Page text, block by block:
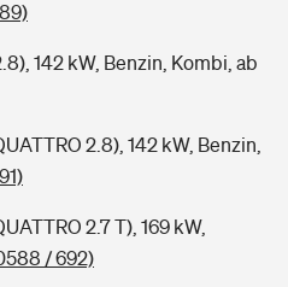
142 kW, Benzin, Kombi, ab
2.8), 142 kW, Benzin,
2.7 T), 169 kW,
/ 692)